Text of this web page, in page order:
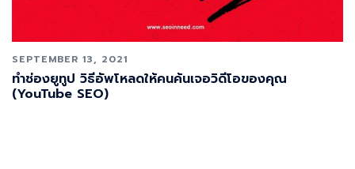
SEPTEMBER 13, 2021
ทําช่องยูทูป วิธีอัพโหลดให้คนค้นเจอวิดีโอของคุณ
(YouTube SEO)